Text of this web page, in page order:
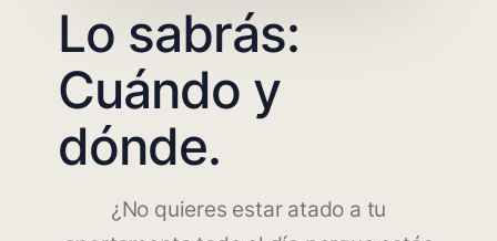
Lo sabrás:
Cuándo y
dónde.
¿No quieres estar atado a tu